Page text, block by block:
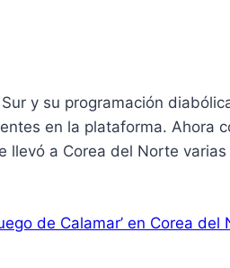
y su programación
en la plataforma. Ahora
a Corea del Norte
de Calamar’ en Corea del